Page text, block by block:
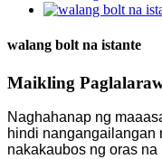
walang bolt na istante
Maikling
Naghahanap ng
hindi nangangailangan
nakakaubos ng oras